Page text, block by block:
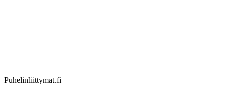
Puhelinliittymat.fi